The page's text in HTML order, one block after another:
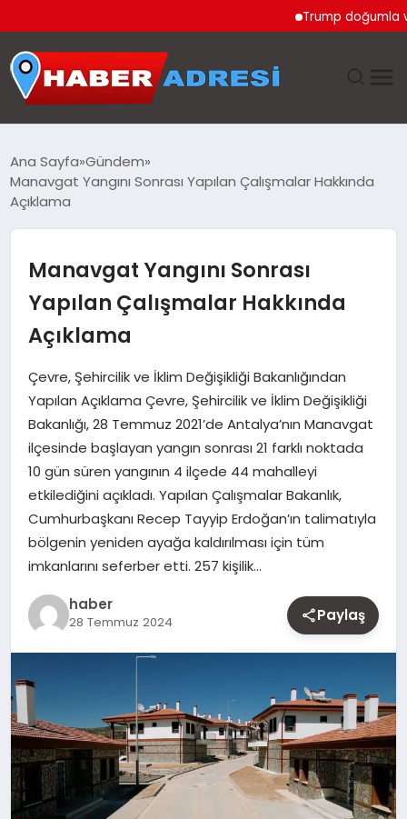
Trump doğumla
GÜNDEM
TEKNOLOJI
EĞITIM
MAGAZIN
YAŞAM
OTOMOBIL
Ana Sayfa Gündem
Manavgat Yangını Sonrası Yapılan Çalışmalar Hakkında
Açıklama
Manavgat Yangını Sonrası
Yapılan Çalışmalar Hakkında
Açıklama
Çevre, Şehircilik ve İklim Değişikliği Bakanlığından
Yapılan Açıklama Çevre, Şehircilik ve İklim Değişikliği
Bakanlığı, 28 Temmuz 2021’de Antalya’nın Manavgat
ilçesinde başlayan yangın sonrası 21 farklı noktada
10 gün süren yangının 4 ilçede 44 mahalleyi
etkilediğini açıkladı. Yapılan Çalışmalar Bakanlık,
Cumhurbaşkanı Recep Tayyip Erdoğan’ın talimatıyla
bölgenin yeniden ayağa kaldırılması için tüm
imkanlarını seferber etti. 257 kişilik…
haber
28 Temmuz 2024 Paylaş